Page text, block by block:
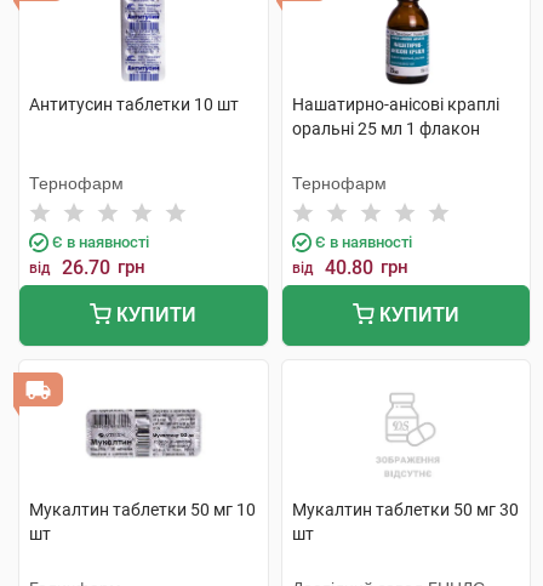
Антитусин таблетки 10 шт
Тернофарм
Є в наявності
від 26.70 грн
КУПИТИ
Нашатирно-анісові краплі
оральні 25 мл 1 флакон
Тернофарм
Є в наявності
від 40.80 грн
КУПИТИ
Мукалтин таблетки 50 мг 10
шт
Мукалтин таблетки 50 мг 30
шт